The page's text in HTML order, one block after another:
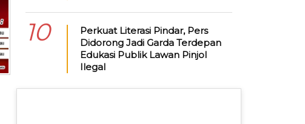
10
Perkuat Literasi Pindar, Pers
Didorong Jadi Garda Terdepan
Edukasi Publik Lawan Pinjol
Ilegal